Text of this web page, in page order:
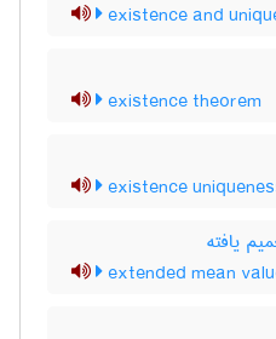
existence and
existence theorem
existence
یافته
extended mean